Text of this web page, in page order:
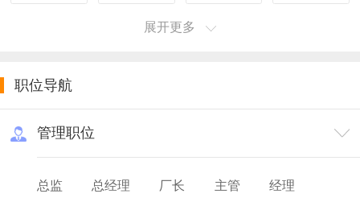
展开更多
职位导航
管理职位
总监 总经理 厂长 主管
经理